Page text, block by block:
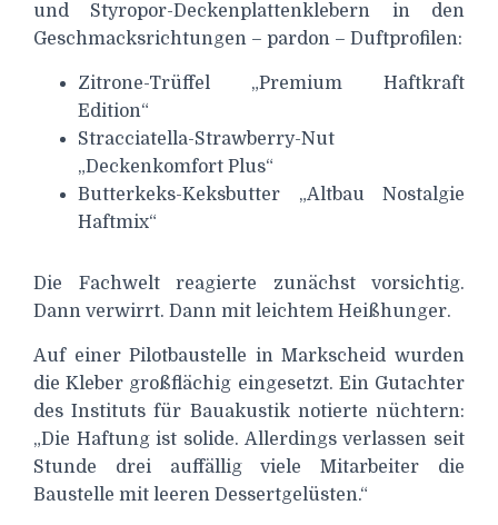
und Styropor-Deckenplattenklebern in den
Geschmacksrichtungen – pardon – Duftprofilen:
Zitrone-Trüffel „Premium Haftkraft
Edition“
Stracciatella-Strawberry-Nut
„Deckenkomfort Plus“
Butterkeks-Keksbutter „Altbau Nostalgie
Haftmix“
Die Fachwelt reagierte zunächst vorsichtig.
Dann verwirrt. Dann mit leichtem Heißhunger.
Auf einer Pilotbaustelle in Markscheid wurden
die Kleber großflächig eingesetzt. Ein Gutachter
des Instituts für Bauakustik notierte nüchtern:
„Die Haftung ist solide. Allerdings verlassen seit
Stunde drei auffällig viele Mitarbeiter die
Baustelle mit leeren Dessertgelüsten.“